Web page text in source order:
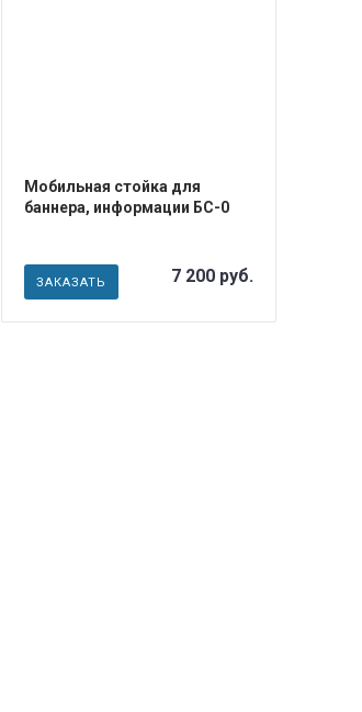
Мобильная стойка для
баннера, информации БС-0
ЗАКАЗАТЬ 7 200 руб.